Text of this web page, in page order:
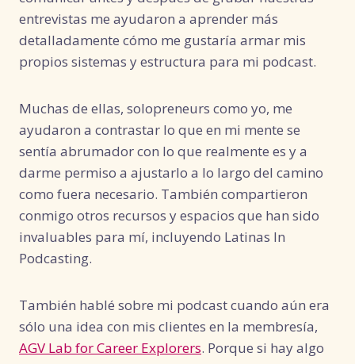
entrevistas me ayudaron a aprender más
detalladamente cómo me gustaría armar mis
propios sistemas y estructura para mi podcast.
Muchas de ellas, solopreneurs como yo, me
ayudaron a contrastar lo que en mi mente se
sentía abrumador con lo que realmente es y a
darme permiso a ajustarlo a lo largo del camino
como fuera necesario. También compartieron
conmigo otros recursos y espacios que han sido
invaluables para mí, incluyendo Latinas In
Podcasting.
También hablé sobre mi podcast cuando aún era
sólo una idea con mis clientes en la membresía,
AGV Lab for Career Explorers. Porque si hay algo